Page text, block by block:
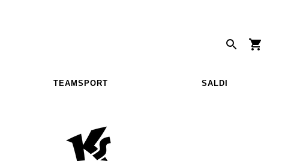
TEAMSPORT SALDI